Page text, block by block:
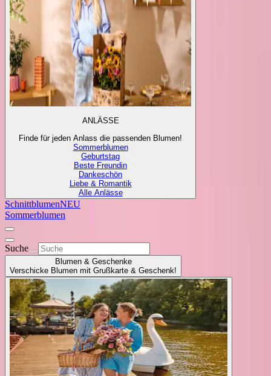
ANLÄSSE
Finde für jeden Anlass die passenden Blumen!
Sommerblumen
Geburtstag
Beste Freundin
Dankeschön
Liebe & Romantik
Alle Anlässe
SchnittblumenNEU
Sommerblumen
Suche
Blumen & Geschenke
Verschicke Blumen mit Grußkarte & Geschenk!